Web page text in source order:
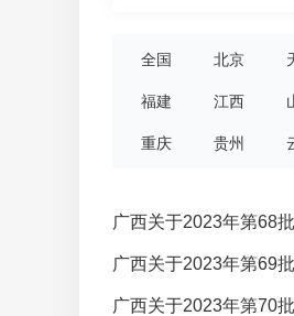
全国 北京
福建 江西
重庆 贵州
广西关于2023年第68
广西关于2023年第69
广西关于2023年第70